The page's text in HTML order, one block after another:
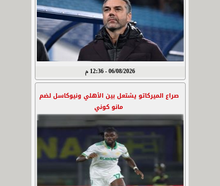
06/08/2026 - 12:36 م
صراع الميركاتو يشتعل بين الأهلي ونيوكاسل لضم
مانو كوني